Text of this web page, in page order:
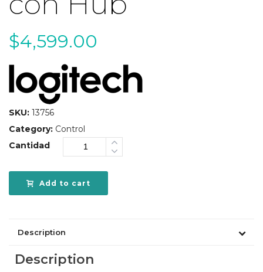
$4,599.00
SKU: 13756
Category: Control
Cantidad
Add to cart
Description
Description